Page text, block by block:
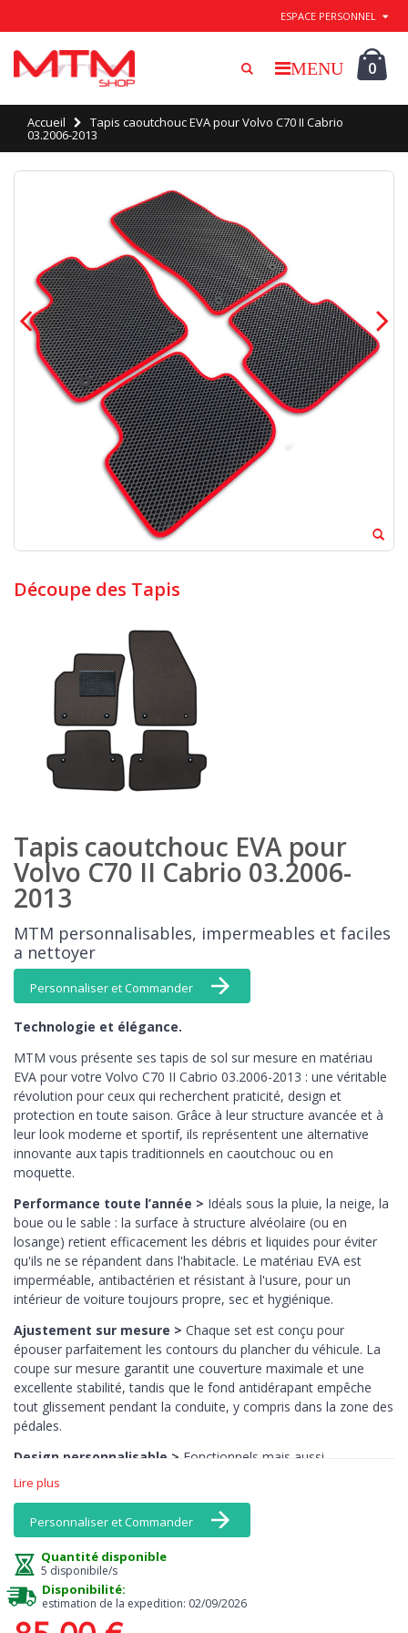
ESPACE PERSONNEL
0
Accueil Tapis caoutchouc EVA pour Volvo C70 II Cabrio
03.2006-2013
Découpe des Tapis
Tapis caoutchouc EVA pour
Volvo C70 II Cabrio 03.2006-
2013
MTM personnalisables, impermeables et faciles
a nettoyer
Personnaliser et Commander
Technologie et élégance.
MTM vous présente ses tapis de sol sur mesure en matériau
EVA pour votre Volvo C70 II Cabrio 03.2006-2013 : une véritable
révolution pour ceux qui recherchent praticité, design et
protection en toute saison. Grâce à leur structure avancée et à
leur look moderne et sportif, ils représentent une alternative
innovante aux tapis traditionnels en caoutchouc ou en
moquette.
Performance toute l’année > Idéals sous la pluie, la neige, la
boue ou le sable : la surface à structure alvéolaire (ou en
losange) retient efficacement les débris et liquides pour éviter
qu'ils ne se répandent dans l'habitacle. Le matériau EVA est
imperméable, antibactérien et résistant à l'usure, pour un
intérieur de voiture toujours propre, sec et hygiénique.
Ajustement sur mesure > Chaque set est conçu pour
épouser parfaitement les contours du plancher du véhicule. La
coupe sur mesure garantit une couverture maximale et une
excellente stabilité, tandis que le fond antidérapant empêche
tout glissement pendant la conduite, y compris dans la zone des
pédales.
Design personnalisable > Fonctionnels mais aussi
esthétiques : les tapis EVA MTM sont disponibles dans une large
gamme de couleurs, y compris des tons vifs comme le jaune, le
rose ou l’orange — des teintes rarement disponibles en
moquette. Associez bordures et surface pour créer un intérieur
vraiment unique.
Entretien facile >
les secouer ou de les rincer à l’eau. Ils ne retiennent pas les
odeurs, sèchent rapidement et conservent leur aspect d’origine
Lire plus
Personnaliser et Commander
Quantité disponible
5 disponibile/s
Disponibilité:
estimation de la expedition: 02/09/2026